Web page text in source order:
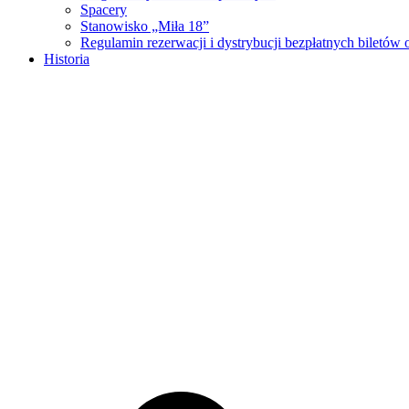
Spacery
Stanowisko „Miła 18”
Regulamin rezerwacji i dystrybucji bezpłatnych
Historia